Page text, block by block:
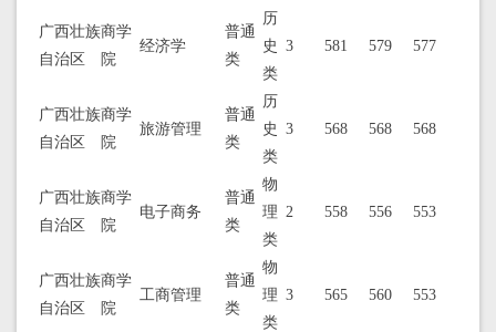
广西壮族
自治区
商学
院
经济学
普通
类
历
史
类
3 581 579 577
广西壮族
自治区
商学
院
旅游管理
普通
类
历
史
类
3 568 568 568
广西壮族
自治区
商学
院
电子商务
普通
类
物
理
类
2 558 556 553
广西壮族
自治区
商学
院
工商管理
普通
类
物
理
类
3 565 560 553